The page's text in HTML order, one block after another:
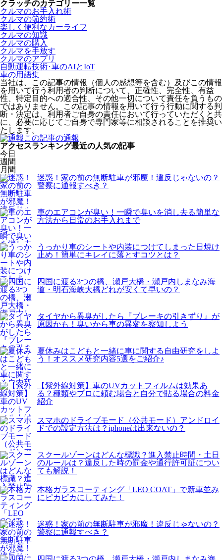
クラッチのカテゴリー一覧
クルマのお手入れ術
クルマの節約術
楽しく便利なカーライフ
クルマの知識
クルマの購入
クルマを手放す
クルマのアプリ
自動運転技術･車のAIとIoT
車の用語集
当社は、この記事の情報（個人の感想等を含む）及びこの情報
を用いて行う利用者の判断について、正確性、完全性、有益
性、特定目的への適合性、その他一切について責任を負うもの
ではありません。この記事の情報を用いて行う行動に関する判
断・決定は、利用者ご自身の責任において行っていただくと共
に、必要に応じてご自身で専門家等に相談されることを推奨い
たします。
この記事の通報
アクセスランキング最近の人気の記事
今日
週間
月間
迷惑！家の前の無断駐車が邪魔！違反じゃないの？
警察に通報すべき？
車のエアコンが臭い！一瞬で臭いを消し去る簡単な
方法から日常のお手入れまで
うっかり車のシートや内装につけてしまった日焼け
止め！簡単にキレイに落とすコツとは？
四国に渡る3つの橋、瀬戸大橋・瀬戸内しまなみ海
道・明石海峡大橋どれが安くて早いの？
タイヤから異臭がしたら『ブレーキの引きずり』が
原因かも！臭いから車の異変を察知しよう
夏休みはこどもと一緒に車に関する自由研究をしよ
う！オススメ研究内容5選をご紹介♪
【紫外線対策】車のUVカットフィルムは効果あ
る？種類やプロに頼む場合と自分で貼る場合の料金
紹介
スマホのドライブモード（公共モード）アンドロイ
ドでの設定方法は？iphoneは出来ないの？
スクールゾーンはどんな標識？進入禁止時間・土日
のルールは？違反した時の罰金や通行許可証につい
ても解説！
本格ガラスコーティング「LEO COAT」で新車並み
にピカピカにしてみた！
迷惑！家の前の無断駐車が邪魔！違反じゃないの？
警察に通報すべき？